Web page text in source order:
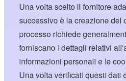
Una volta scelto il fornitore
successivo è la creazione del
processo richiede
forniscano i dettagli relativi
informazioni personali e le
Una volta verificati questi dati